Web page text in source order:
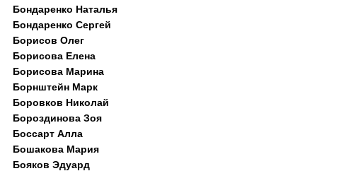
Бондаренко Наталья
Бондаренко Сергей
Борисов Олег
Борисова Елена
Борисова Марина
Борнштейн Марк
Боровков Николай
Бороздинова Зоя
Боссарт Алла
Бошакова Мария
Бояков Эдуард